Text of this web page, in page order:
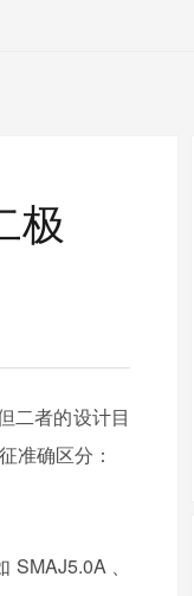
极
二者的设计目
准确区分：
、